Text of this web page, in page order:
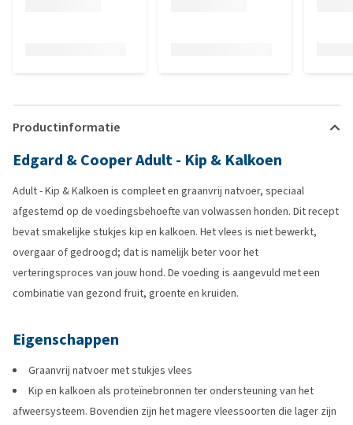
Productinformatie
Edgard & Cooper Adult - Kip & Kalkoen
Adult - Kip & Kalkoen is compleet en graanvrij natvoer, speciaal
afgestemd op de voedingsbehoefte van volwassen honden. Dit recept
bevat smakelijke stukjes kip en kalkoen. Het vlees is niet bewerkt,
overgaar of gedroogd; dat is namelijk beter voor het
verteringsproces van jouw hond. De voeding is aangevuld met een
combinatie van gezond fruit, groente en kruiden.
Eigenschappen
Graanvrij natvoer met stukjes vlees
Kip en kalkoen als proteïnebronnen ter ondersteuning van het
afweersysteem. Bovendien zijn het magere vleessoorten die lager zijn